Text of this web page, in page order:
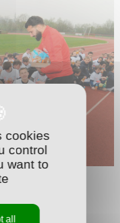
cookies
control
want to
all